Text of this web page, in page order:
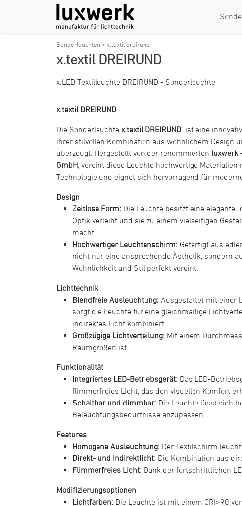
Sonderleuchten > x.textil dreirund
x.textil DREIRUND
x.LED Textilleuchte DREIRUND - Sonderleuchte
x.textil DREIRUND
Die Sonderleuchte x.textil DREIRUND ist eine
ihrer stilvollen Kombination aus wohnlichem Design
überzeugt. Hergestellt von der renommierten luxwerk
GmbH , vereint diese Leuchte hochwertige
Technologie und eignet sich hervorragend für
Design
Zeitlose Form: Die Leuchte besitzt eine elegante
Optik verleiht und sie zu einem vielseitigen
macht.
Hochwertiger Leuchtenschirm: Gefertigt aus
nicht nur eine ansprechende Ästhetik, sondern
Wohnlichkeit und Stil perfekt vereint.
Lichttechnik
Blendfreie Ausleuchtung: Ausgestattet mit einer
sorgt die Leuchte für eine gleichmäßige
indirektes Licht kombiniert.
Großzügige Lichtverteilung: Mit einem
Raumgrößen ist.
Funktionalität
Integriertes LED-Betriebsgerät: Das LED-
flimmerfreies Licht, das den visuellen Komfort
Schaltbar und dimmbar: Die Leuchte lässt sich
Beleuchtungsbedürfnisse anzupassen.
Features
Homogene Ausleuchtung: Der Textilschirm
Direkt- und Indirektlicht: Die Kombination aus
Flimmerfreies Licht: Dank der fortschrittlichen
Modifizierungsoptionen
Lichtfarben: Die Leuchte ist mit einem CRI>90